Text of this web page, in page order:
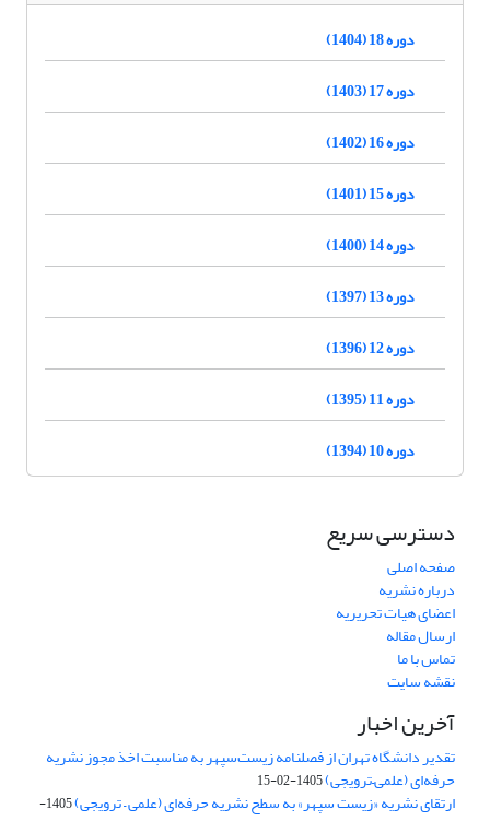
دوره 18 (1404)
دوره 17 (1403)
دوره 16 (1402)
دوره 15 (1401)
دوره 14 (1400)
دوره 13 (1397)
دوره 12 (1396)
دوره 11 (1395)
دوره 10 (1394)
دسترسی سریع
صفحه اصلی
درباره نشریه
اعضای هیات تحریریه
ارسال مقاله
تماس با ما
نقشه سایت
آخرین اخبار
تقدیر دانشگاه تهران از فصلنامه زیست‌سپهر به مناسبت اخذ مجوز نشریه
حرفه‌ای (علمی–ترویجی)1405-02-15
ارتقای نشریه «زیست‌ سپهر» به سطح نشریه حرفه‌ای (علمی – ترویجی)
1405-